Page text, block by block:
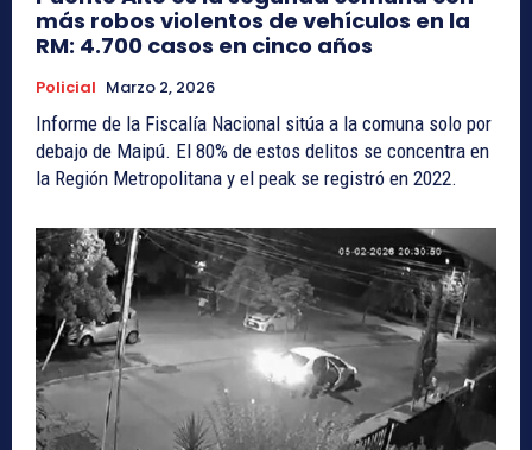
más robos violentos de vehículos en la
RM: 4.700 casos en cinco años
Policial Marzo 2, 2026
Informe de la Fiscalía Nacional sitúa a la comuna solo por
debajo de Maipú. El 80% de estos delitos se concentra en
la Región Metropolitana y el peak se registró en 2022.